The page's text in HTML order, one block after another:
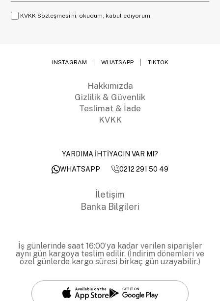
KVKK Sözleşmesi'ni, okudum, kabul ediyorum.
INSTAGRAM WHATSAPP TIKTOK
Hakkımızda
Gizlilik & Güvenlik
Teslimat & İade
KVKK
YARDIMA İHTİYACIN VAR MI?
WHATSAPP
0212 291 50 49
İletişim
Banka Bilgileri
İş günlerinde saat 16:00’ya kadar verilen siparişler
aynı gün kargoya teslim edilir. (İndirim dönemleri ve
özel günlerde kargo süresi birkaç gün uzayabilir.)